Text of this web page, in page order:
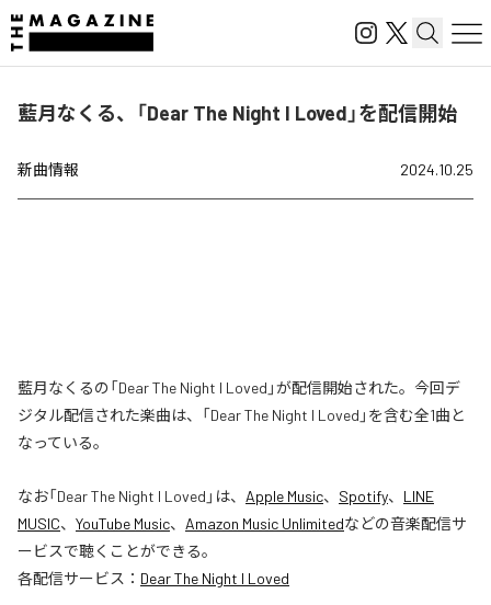
藍月なくる、「Dear The Night I Loved」を配信開始
新曲情報 2024.10.25
藍月なくるの「Dear The Night I Loved」が配信開始された。今回デ
ジタル配信された楽曲は、「Dear The Night I Loved」を含む全1曲と
なっている。
なお「Dear The Night I Loved 」は、 Apple Music、 Spotify、 LINE
MUSIC、 YouTube Music、 Amazon Music Unlimitedなどの音楽配信サ
ービスで聴くことができる。
各配信サービス： Dear The Night I Loved